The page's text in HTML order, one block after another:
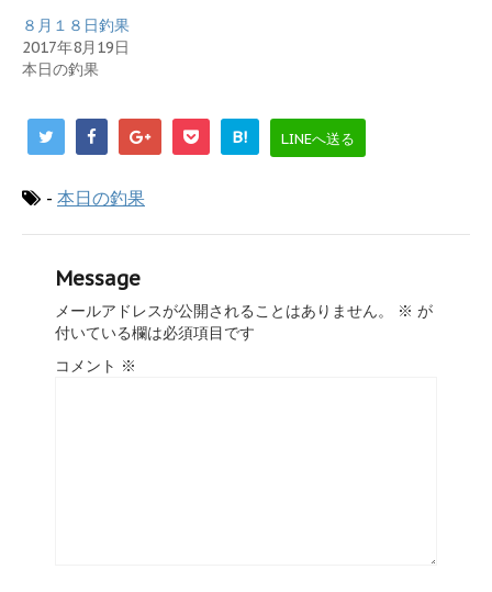
８月１８日釣果
2017年8月19日
本日の釣果
B! LINEへ送る
- 本日の釣果
Message
メールアドレスが公開されることはありません。 ※ が
付いている欄は必須項目です
コメント ※